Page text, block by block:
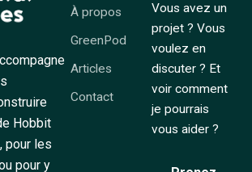
Hobbit
pour les
pour y
À propos
GreenPod
Articles
Contact
Vous avez un
projet ? Vous
voulez en
discuter ? Et
voir comment
je pourrais
vous aider ?